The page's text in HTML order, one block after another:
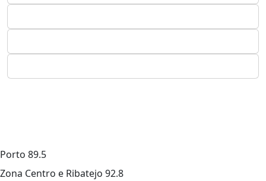
Porto 89.5
Zona Centro e Ribatejo 92.8